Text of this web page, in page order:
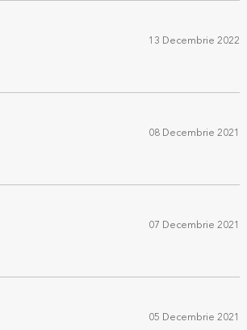
13 Decembrie 2022
08 Decembrie 2021
07 Decembrie 2021
05 Decembrie 2021